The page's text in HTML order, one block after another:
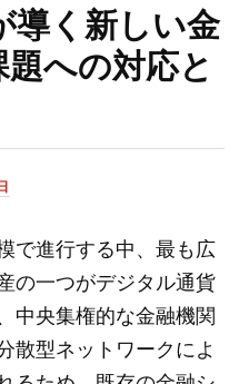
導く新しい金
への対応と
で進行する中、最も広
の一つがデジタル通貨
中央集権的な金融機関
散型ネットワークによ